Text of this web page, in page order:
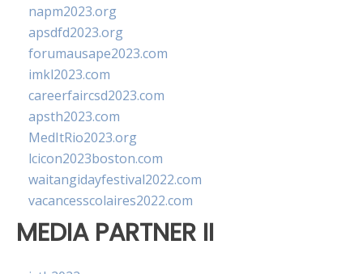
napm2023.org
apsdfd2023.org
forumausape2023.com
imkl2023.com
careerfaircsd2023.com
apsth2023.com
MedItRio2023.org
lcicon2023boston.com
waitangidayfestival2022.com
vacancesscolaires2022.com
MEDIA PARTNER II